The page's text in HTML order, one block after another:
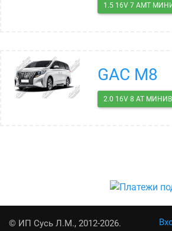
1.5 16V 7 AMT
GAC M8
2.0 16V 8 AT
© ИП Сусь Л.М., 2012-2026.